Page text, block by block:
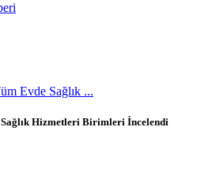
Evde Sağlık ...
Hizmetleri Birimleri İncelendi